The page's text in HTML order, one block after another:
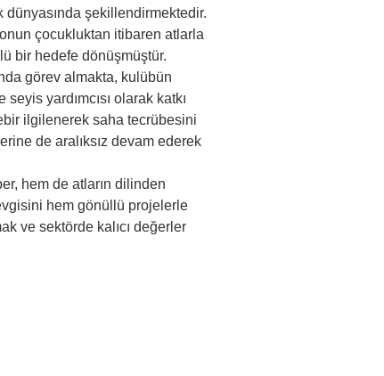
dünyasında şekillendirmektedir.
çocukluktan itibaren atlarla
bir hedefe dönüşmüştür.
görev almakta, kulübün
yardımcısı olarak katkı
ilgilenerek saha tecrübesini
de aralıksız devam ederek
hem de atların dilinden
hem gönüllü projelerle
ve sektörde kalıcı değerler